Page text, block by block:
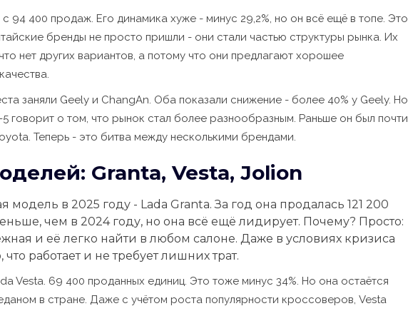
с 94 400 продаж. Его динамика хуже - минус 29,2%, но он всё ещё в топе. Это
бренды не просто пришли - они стали частью структуры рынка. Их
нет других вариантов, а потому что они предлагают хорошее
заняли Geely и ChangAn. Оба показали снижение - более 40% у Geely. Но
5 говорит о том, что рынок стал более разнообразным. Раньше он был почти
Теперь - это битва между несколькими брендами.
Granta, Vesta, Jolion
модель в 2025 году - Lada Granta. За год она продалась 121 200
чем в 2024 году, но она всё ещё лидирует. Почему? Просто:
и её легко найти в любом салоне. Даже в условиях кризиса
работает и не требует лишних трат.
Vesta. 69 400 проданных единиц. Это тоже минус 34%. Но она остаётся
в стране. Даже с учётом роста популярности кроссоверов, Vesta